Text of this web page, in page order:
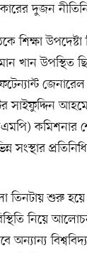
দুজন
শিক্ষা
খান উপস্থিত
সাইফুদ্দিন
কমিশনার
সংস্থার
তিনটায় শুরু হয়ে
নিয়ে
অন্যান্য